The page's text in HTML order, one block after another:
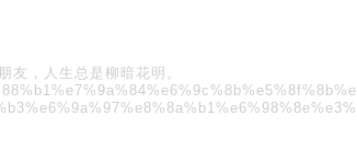
友，人生总是柳暗花明。